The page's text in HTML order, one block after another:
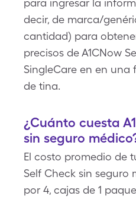
para ingresar la
decir, de marca/
cantidad) para
precisos de A1CNow
SingleCare en en una
de tina.
¿Cuánto cuesta
sin seguro
El costo promedio de
Self Check sin seguro
por 4, cajas de 1